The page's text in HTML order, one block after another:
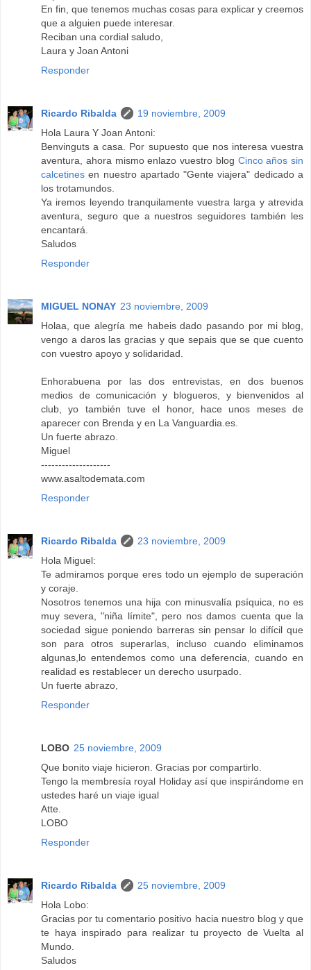
En fin, que tenemos muchas cosas para explicar y creemos
que a alguien puede interesar.
Reciban una cordial saludo,
Laura y Joan Antoni
Responder
Ricardo Ribalda
19 noviembre, 2009
Hola Laura Y Joan Antoni:
Benvinguts a casa. Por supuesto que nos interesa vuestra
aventura, ahora mismo enlazo vuestro blog Cinco años sin
calcetines en nuestro apartado "Gente viajera" dedicado a
los trotamundos.
Ya iremos leyendo tranquilamente vuestra larga y atrevida
aventura, seguro que a nuestros seguidores también les
encantará.
Saludos
Responder
MIGUEL NONAY 23 noviembre, 2009
Holaa, que alegría me habeis dado pasando por mi blog,
vengo a daros las gracias y que sepais que se que cuento
con vuestro apoyo y solidaridad.
Enhorabuena por las dos entrevistas, en dos buenos
medios de comunicación y blogueros, y bienvenidos al
club, yo también tuve el honor, hace unos meses de
aparecer con Brenda y en La Vanguardia.es.
Un fuerte abrazo.
Miguel
--------------------
www.asaltodemata.com
Responder
Ricardo Ribalda
23 noviembre, 2009
Hola Miguel:
Te admiramos porque eres todo un ejemplo de superación
y coraje.
Nosotros tenemos una hija con minusvalía psíquica, no es
muy severa, "niña límite", pero nos damos cuenta que la
sociedad sigue poniendo barreras sin pensar lo difícil que
son para otros superarlas, incluso cuando eliminamos
algunas,lo entendemos como una deferencia, cuando en
realidad es restablecer un derecho usurpado.
Un fuerte abrazo,
Responder
LOBO 25 noviembre, 2009
Que bonito viaje hicieron. Gracias por compartirlo.
Tengo la membresía royal Holiday así que inspirándome en
ustedes haré un viaje igual
Atte.
LOBO
Responder
Ricardo Ribalda
25 noviembre, 2009
Hola Lobo:
Gracias por tu comentario positivo hacia nuestro blog y que
te haya inspirado para realizar tu proyecto de Vuelta al
Mundo.
Saludos